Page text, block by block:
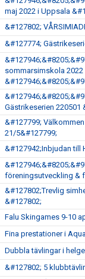
maj 2022 i Uppsala
&#127802;
&#127774;
sommarsimskola 2022
Gästrikeserien 220501
&#127799;
21/5&#127799;
&#127942;Inbjudan till
föreningsutveckling &
&#127802;Trevlig
&#127802;
Falu Skingames 9-10
Fina prestationer i
Dubbla tävlingar i
&#127802; 5